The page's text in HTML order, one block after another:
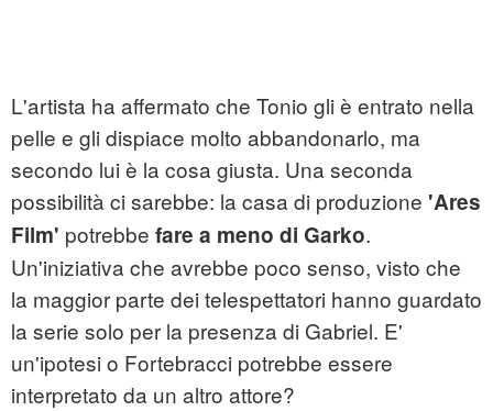
L'artista ha affermato che Tonio gli è entrato nella
pelle e gli dispiace molto abbandonarlo, ma
secondo lui è la cosa giusta. Una seconda
possibilità ci sarebbe: la casa di produzione 'Ares
Film' potrebbe fare a meno di Garko.
Un'iniziativa che avrebbe poco senso, visto che
la maggior parte dei telespettatori hanno guardato
la serie solo per la presenza di Gabriel. E'
un'ipotesi o Fortebracci potrebbe essere
interpretato da un altro attore?